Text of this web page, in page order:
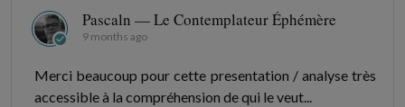
Pascaln — Le Contemplateur Éphémère
9 months ago
Merci beaucoup pour cette presentation / analyse très
accessible à la compréhension de qui le veut...